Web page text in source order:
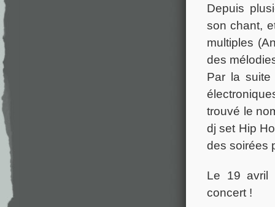
Depuis
son chant,
multiples
des
Par la
trouvé le
dj set Hip
des soirées
Le 19
concert !